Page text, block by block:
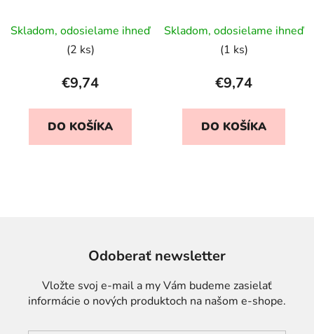
Skladom, odosielame ihneď
(2 ks)
€9,74
DO KOŠÍKA
Skladom, odosielame ihneď
(1 ks)
€9,74
DO KOŠÍKA
Odoberať newsletter
Vložte svoj e-mail a my Vám budeme zasielať
informácie o nových produktoch na našom e-shope.